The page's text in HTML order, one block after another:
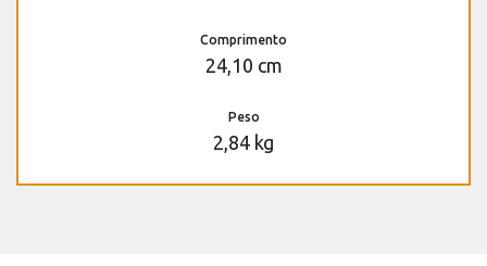
Comprimento
24,10 cm
Peso
2,84 kg